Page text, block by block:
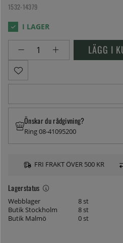
1532-14379
LÄGG I
Lagerstatus
Webblager
8 st
Butik Stockholm
8 st
Butik Malmö
0 st
Önskar du rådgivning?
Ring 08-41095200
FRI FRAKT ÖVER 500 KR